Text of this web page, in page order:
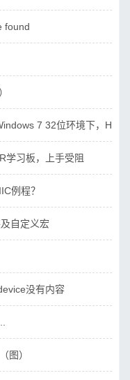
found
7 32位环境下，
学习板，上手受阻
例程？
自定义宏
没有内容
图）